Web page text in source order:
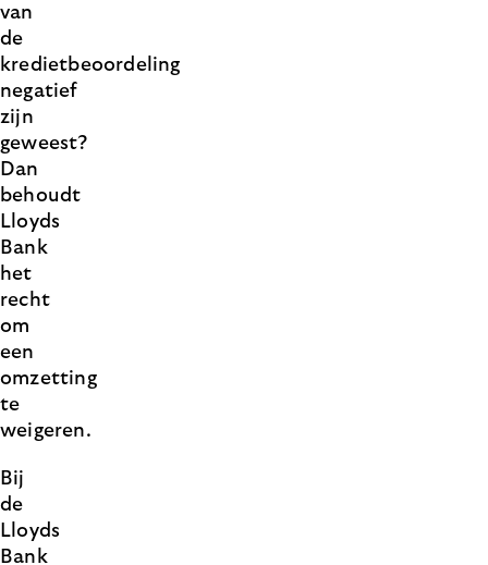
van
de
kredietbeoordeling
negatief
zijn
geweest?
Dan
behoudt
Lloyds
Bank
het
recht
om
een
omzetting
te
weigeren.
Bij
de
Lloyds
Bank